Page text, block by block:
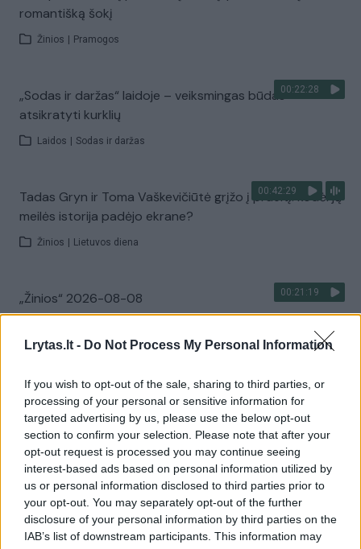
Lrytas.lt - Do Not Process My Personal Information
If you wish to opt-out of the sale, sharing to third parties, or
processing of your personal or sensitive information for
targeted advertising by us, please use the below opt-out
section to confirm your selection. Please note that after your
opt-out request is processed you may continue seeing
interest-based ads based on personal information utilized by
us or personal information disclosed to third parties prior to
your opt-out. You may separately opt-out of the further
disclosure of your personal information by third parties on the
IAB’s list of downstream participants. This information may
romantišką šokį
Žinios Pramogos
00:22:28
„Sodas ir daržas“ laidoje – veiksmingas būdas
atsikratyti kurklių
Laidos Sodas ir daržas
00:42:29
Tadas Gryn ir Toma Vaškevičiūtė grįžo į praeitį: kodėl jų
meilės istorija padėjo ekrane?
Žinios Lietuvos diena
00:21:19
„Žinios“ 2026-08-08
Visi įrašai
Žiūrimiausi įrašai
00:00:30
Vaizdai iš tragiškos avarijos Vilniaus r.: dviejų moterų ir
vaiko gyvybių išgelbėti nepavyko